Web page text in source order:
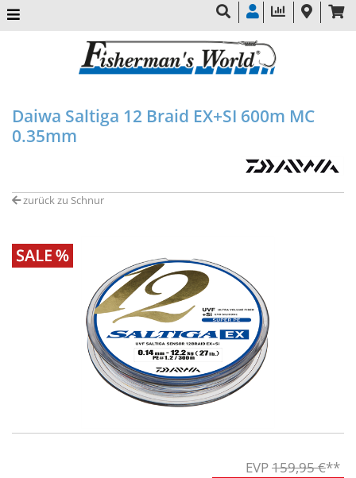
Daiwa Saltiga 12 Braid EX+SI 600m MC
0.35mm
zurück zu Schnur
159,95 €